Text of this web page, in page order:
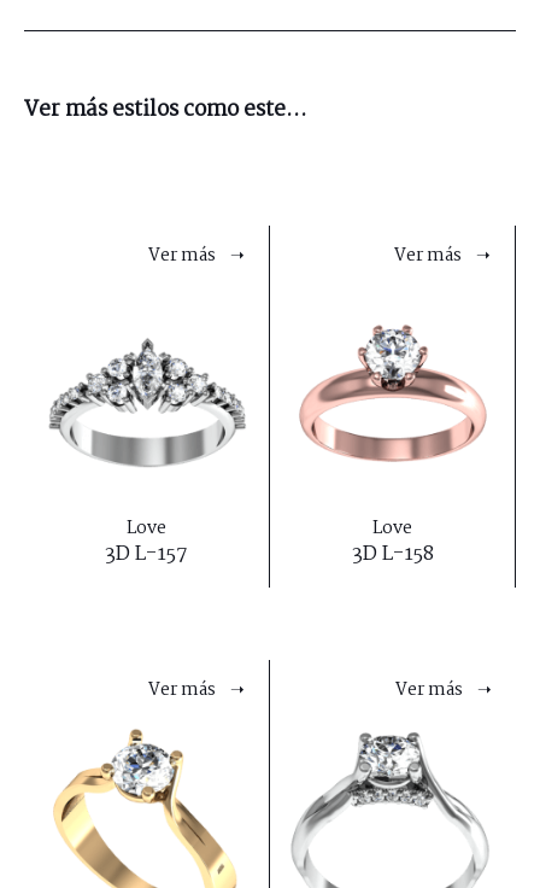
Ver más estilos como este...
Ver más ➝
Love
3D L-157
Ver más ➝
Love
3D L-158
Ver más ➝ Ver más ➝